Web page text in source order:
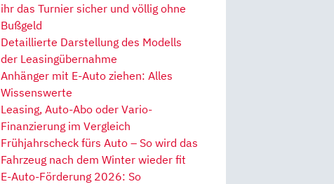
ihr das Turnier sicher und völlig ohne
Bußgeld
Detaillierte Darstellung des Modells
der Leasingübernahme
Anhänger mit E-Auto ziehen: Alles
Wissenswerte
Leasing, Auto-Abo oder Vario-
Finanzierung im Vergleich
Frühjahrscheck fürs Auto – So wird das
Fahrzeug nach dem Winter wieder fit
E-Auto-Förderung 2026: So